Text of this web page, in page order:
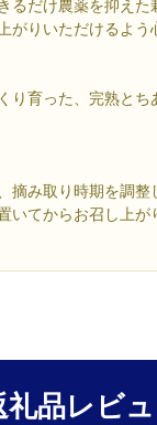
るだけ農薬を抑えた
がりいただけるよう
り育った、完熟とち
摘み取り時期を調整
いてからお召し上が
礼品レビ